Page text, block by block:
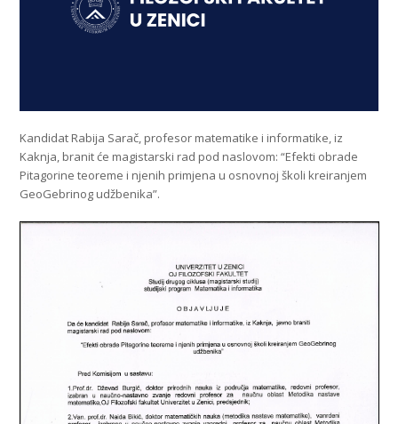
Kandidat Rabija Sarač, profesor matematike i informatike, iz
Kaknja, branit će magistarski rad pod naslovom: “Efekti obrade
Pitagorine teoreme i njenih primjena u osnovnoj školi kreiranjem
GeoGebrinog udžbenika”.